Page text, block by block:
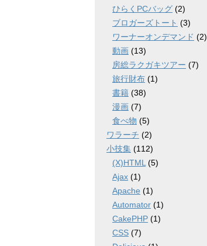
ひらくPCバッグ (2)
ブロガーズトート (3)
ワーナーオンデマンド (2)
動画 (13)
房総ラクガキツアー (7)
旅行財布 (1)
書籍 (38)
漫画 (7)
食べ物 (5)
ワラーチ (2)
小技集 (112)
(X)HTML (5)
Ajax (1)
Apache (1)
Automator (1)
CakePHP (1)
CSS (7)